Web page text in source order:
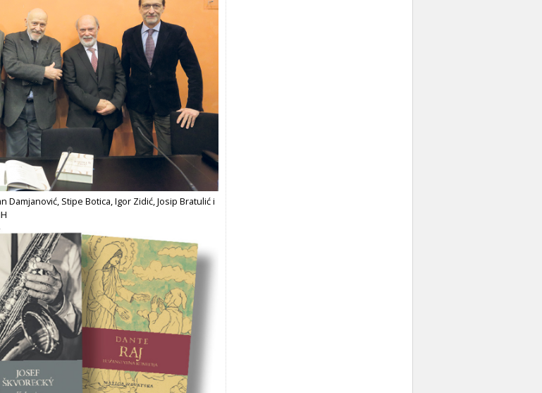
Stipe Botica, Igor Zidić, Josip Bratulić i